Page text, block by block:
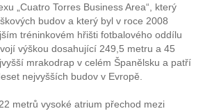
„Cuatro Torres Business Area“, který
budov a který byl v roce 2008
tréninkovém hřišti fotbalového oddílu
výškou dosahující 249,5 metru a 45
mrakodrap v celém Španělsku a patří
nejvyšších budov v Evropě.
metrů vysoké atrium přechod mezi